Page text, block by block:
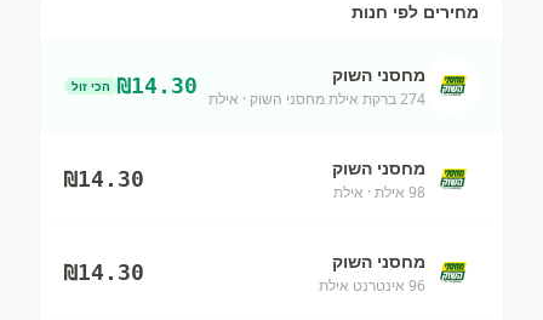
מחירים לפי חנות
מחסני השוק
274 ברקת אילת מחסני השוק · אילת
₪14.30 הכי זול
מחסני השוק
98 אילת · אילת
₪14.30
מחסני השוק
96 אינטרנט אילת
₪14.30